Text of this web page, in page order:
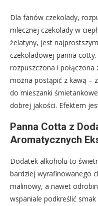
Dla fanów czekolady,
mlecznej czekolady w
żelatyny, jest
czekoladowej panna cotty.
rozpuszczona i połączona
można postąpić z kawą –
do mieszanki
dobrej jakości. Efektem
Panna Cotta z
Aromatycznych
Dodatek alkoholu to
bardziej wyrafinowanego
malinowy, a nawet
wspaniale podkreślić